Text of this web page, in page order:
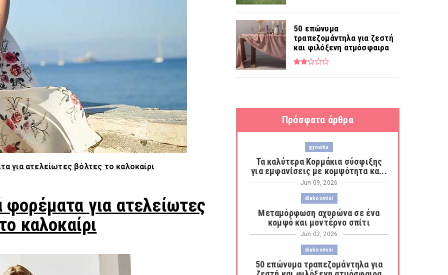
για ατελείωτες βόλτες το καλοκαίρι
φορέματα για ατελείωτες
καλοκαίρι
50 επώνυμα
τραπεζομάντηλα για ζεστή
και φιλόξενη ατμόσφαιρα
Πρόσφατα άρθρα
gynaika
Τα καλύτερα Κορμάκια σύσφιξης
για εμφανίσεις με κομψότητα κα...
Jun 09, 2026
diakosmisi
Μεταμόρφωση αχυρώνα σε ένα
κομψό και μοντέρνο σπίτι
Jun 02, 2026
diakosmisi
50 επώνυμα τραπεζομάντηλα για